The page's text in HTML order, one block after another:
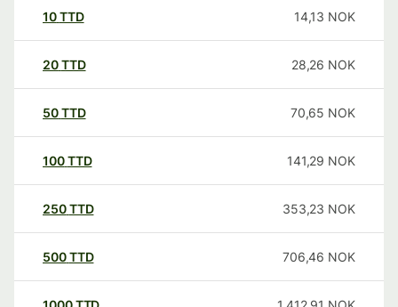
10TTD 14,13 NOK
20TTD 28,26 NOK
50TTD 70,65 NOK
100TTD 141,29 NOK
250TTD 353,23 NOK
500TTD 706,46 NOK